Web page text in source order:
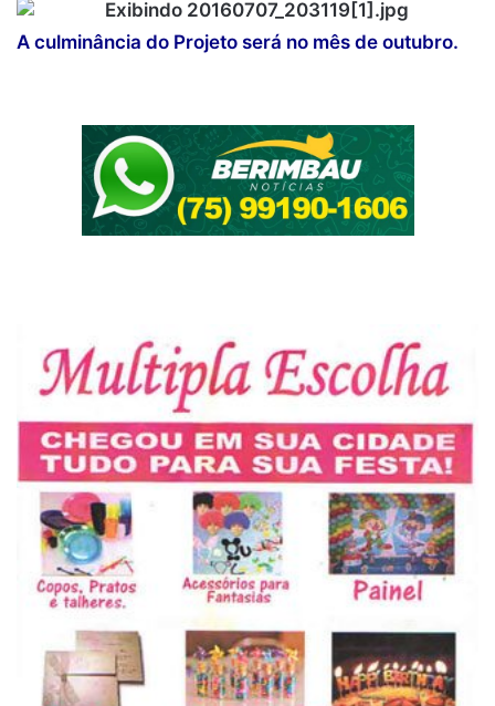
A culminância do Projeto será no mês de outubro.